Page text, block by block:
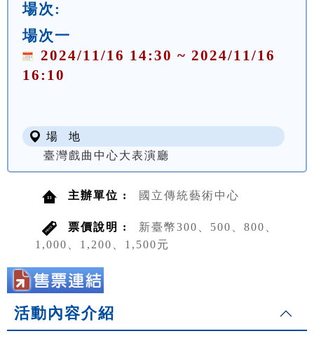
場次:
場次一
2024/11/16 14:30 ~ 2024/11/16
16:10
場 地
臺灣戲曲中心大表演廳
主辦單位 : 國立傳統藝術中心
票價說明 :
新臺幣300、500、800、
1,000、1,200、1,500元
活動內容介紹